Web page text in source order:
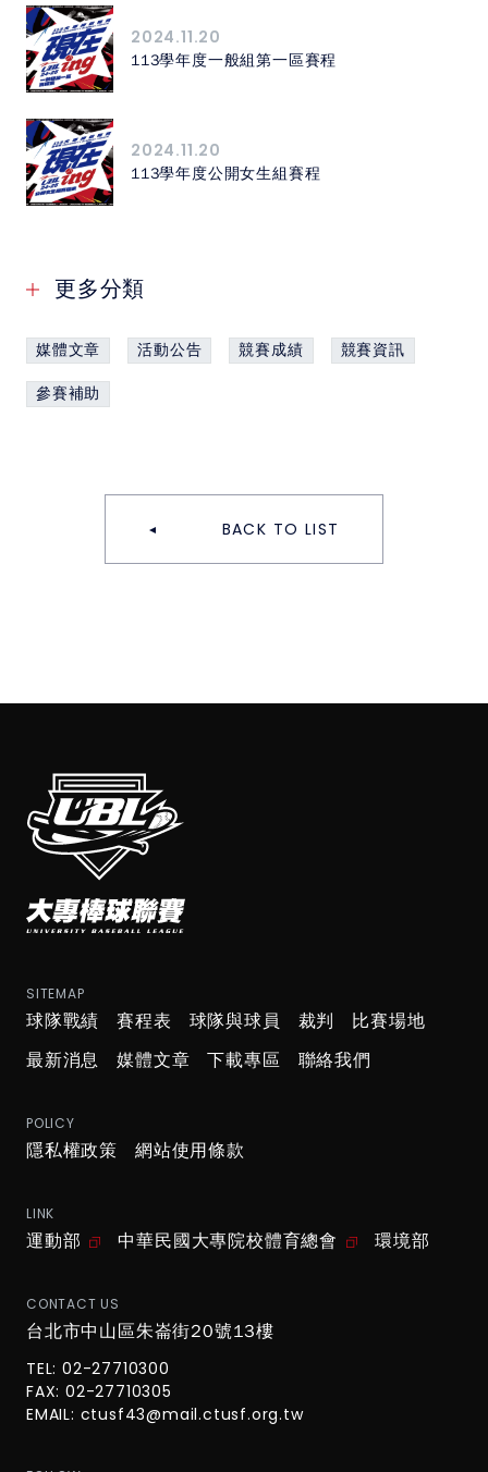
2024.11.20
113學年度一般組第一區賽程
2024.11.20
113學年度公開女生組賽程
更多分類
媒體文章 活動公告 競賽成績 競賽資訊
參賽補助
BACK TO LIST
SITEMAP
球隊戰績 賽程表 球隊與球員 裁判
比賽場地
最新消息
媒體文章 下載專區 聯絡我們
POLICY
隱私權政策 網站使用條款
LINK
運動部 中華民國大專院校體育總會 環境部
CONTACT US
台北市中山區朱崙街20號13樓
TEL: 02-27710300
FAX: 02-27710305
EMAIL: ctusf43@mail.ctusf.org.tw